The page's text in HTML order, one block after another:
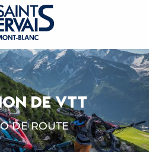
DE VTT
DE ROUTE